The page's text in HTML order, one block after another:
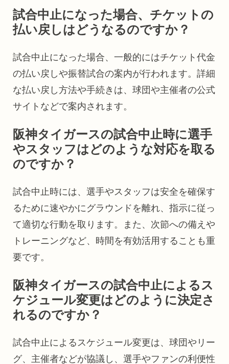
試合中止になった場合、チケットの
払い戻しはどうなるのですか？
試合中止になった場合、一般的にはチケット代金
の払い戻しや振替試合の案内が行われます。詳細
な払い戻し方法や手続きは、球団や主催者の公式
サイトなどで案内されます。
阪神タイガースの試合中止時に選手
やスタッフはどのような対応を取る
のですか？
試合中止時には、選手やスタッフは安全を確保す
るために速やかにグラウンドを離れ、指示に従っ
て適切な行動を取ります。また、次節への備えや
トレーニングなど、時間を有効活用することも重
要です。
阪神タイガースの試合中止によるス
ケジュール変更はどのように決定さ
れるのですか？
試合中止によるスケジュール変更は、球団やリー
グ、主催者などが協議し、選手やファンの利便性